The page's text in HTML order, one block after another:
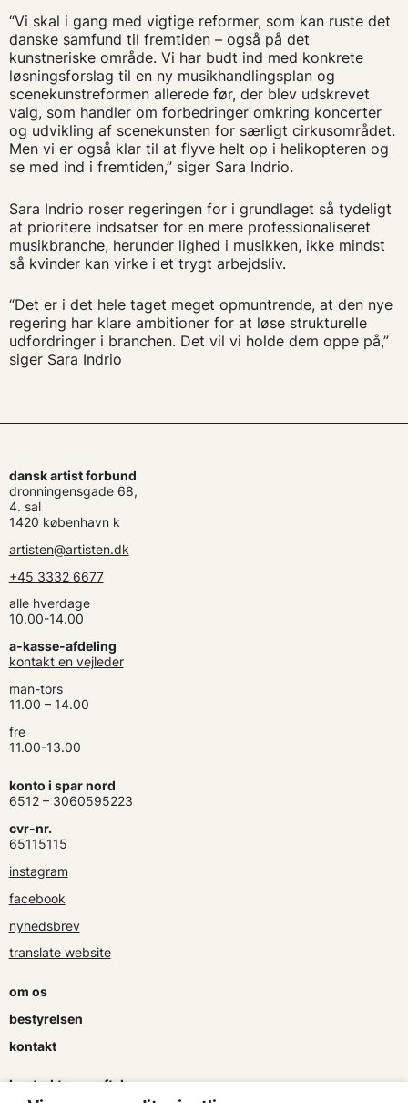
“Vi skal i gang med vigtige reformer, som kan ruste det
danske samfund til fremtiden – også på det
kunstneriske område. Vi har budt ind med konkrete
løsningsforslag til en ny musikhandlingsplan og
scenekunstreformen allerede før, der blev udskrevet
valg, som handler om forbedringer omkring koncerter
og udvikling af scenekunsten for særligt cirkusområdet.
Men vi er også klar til at flyve helt op i helikopteren og
se med ind i fremtiden,” siger Sara Indrio.
Sara Indrio roser regeringen for i grundlaget så tydeligt
at prioritere indsatser for en mere professionaliseret
musikbranche, herunder lighed i musikken, ikke mindst
så kvinder kan virke i et trygt arbejdsliv.
“Det er i det hele taget meget opmuntrende, at den nye
regering har klare ambitioner for at løse strukturelle
udfordringer i branchen. Det vil vi holde dem oppe på,”
siger Sara Indrio
dansk artist forbund
dronningensgade 68,
4. sal
1420 københavn k
artisten@artisten.dk
+45 3332 6677
alle hverdage
10.00-14.00
a-kasse-afdeling
kontakt en vejleder
man-tors
11.00 – 14.00
fre
11.00-13.00
konto i spar nord
6512 – 3060595223
cvr-nr.
65115115
instagram
facebook
nyhedsbrev
translate website
om os
bestyrelsen
kontakt
kontrakter og aftaler